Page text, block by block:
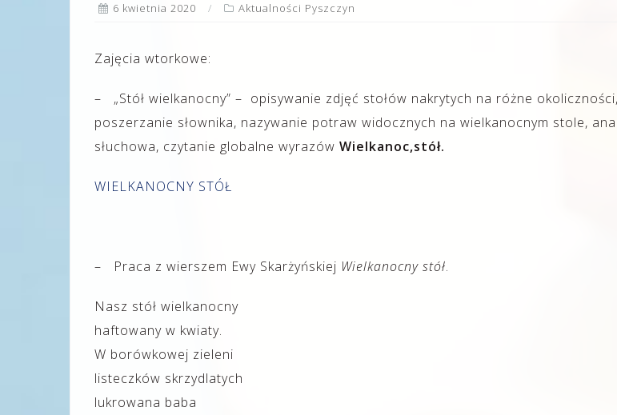
6 kwietnia 2020 Aktualności Pyszczyn
Zajęcia wtorkowe:
– „Stół wielkanocny” – opisywanie zdjęć stołów nakrytych na różne okoliczności,
poszerzanie słownika, nazywanie potraw widocznych na wielkanocnym stole,
słuchowa, czytanie globalne wyrazów Wielkanoc,stół.
WIELKANOCNY STÓŁ
– Praca z wierszem Ewy Skarżyńskiej Wielkanocny stół.
Nasz stół wielkanocny
haftowany w kwiaty.
W borówkowej zieleni
listeczków skrzydlatych
lukrowana baba